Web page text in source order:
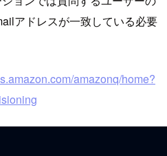
アドレスが一致している必要
amazonq/home?